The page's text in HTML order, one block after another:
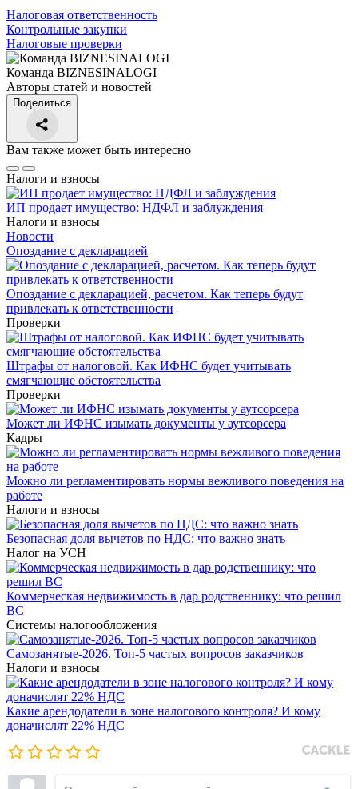
Налоговая ответственность
Контрольные закупки
Налоговые проверки
Команда BIZNESINALOGI
Авторы статей и новостей
Поделиться
Вам также может быть интересно
Налоги и взносы
ИП продает имущество: НДФЛ и заблуждения
Налоги и взносы
Новости
Опоздание с декларацией
Опоздание с декларацией, расчетом. Как теперь будут
привлекать к ответственности
Проверки
Штрафы от налоговой. Как ИФНС будет учитывать
смягчающие обстоятельства
Проверки
Может ли ИФНС изымать документы у аутсорсера
Кадры
Можно ли регламентировать нормы вежливого поведения на
работе
Налоги и взносы
Безопасная доля вычетов по НДС: что важно знать
Налог на УСН
Коммерческая недвижимость в дар родственнику: что решил
ВС
Системы налогообложения
Самозанятые-2026. Топ-5 частых вопросов заказчиков
Налоги и взносы
Какие арендодатели в зоне налогового контроля? И кому
доначислят 22% НДС